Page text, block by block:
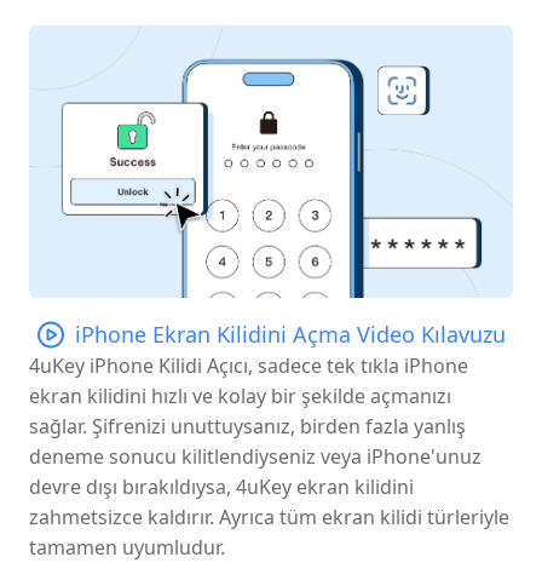
iPhone Ekran Kilidini Açma Video Kılavuzu
4uKey iPhone Kilidi Açıcı, sadece tek tıkla iPhone
ekran kilidini hızlı ve kolay bir şekilde açmanızı
sağlar. Şifrenizi unuttuysanız, birden fazla yanlış
deneme sonucu kilitlendiyseniz veya iPhone'unuz
devre dışı bırakıldıysa, 4uKey ekran kilidini
zahmetsizce kaldırır. Ayrıca tüm ekran kilidi türleriyle
tamamen uyumludur.